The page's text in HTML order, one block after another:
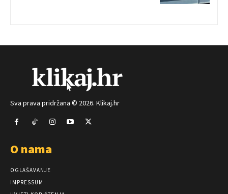
Sva prava pridržana © 2026. Klikaj.hr
O nama
OGLAŠAVANJE
IMPRESSUM